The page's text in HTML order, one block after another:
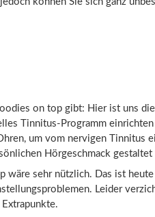
on top gibt: Hier ist uns
Tinnitus-Programm einrichten
um vom nervigen Tinnitus
Hörgeschmack gestaltet
wäre sehr nützlich. Das ist
Leider